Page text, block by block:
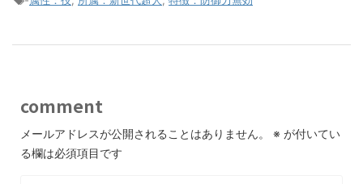
comment
メールアドレスが公開されることはありません。 ※ が付いてい
る欄は必須項目です